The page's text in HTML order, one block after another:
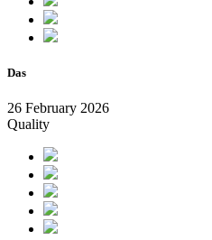
Das
26 February 2026
Quality